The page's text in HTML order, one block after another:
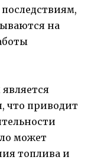
на
что приводит
может
топлива и